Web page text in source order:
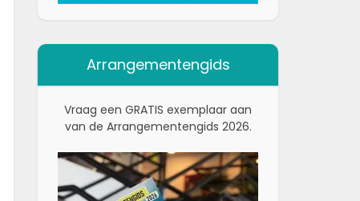
Arrangementengids
Vraag een GRATIS exemplaar aan
van de Arrangementengids 2026.